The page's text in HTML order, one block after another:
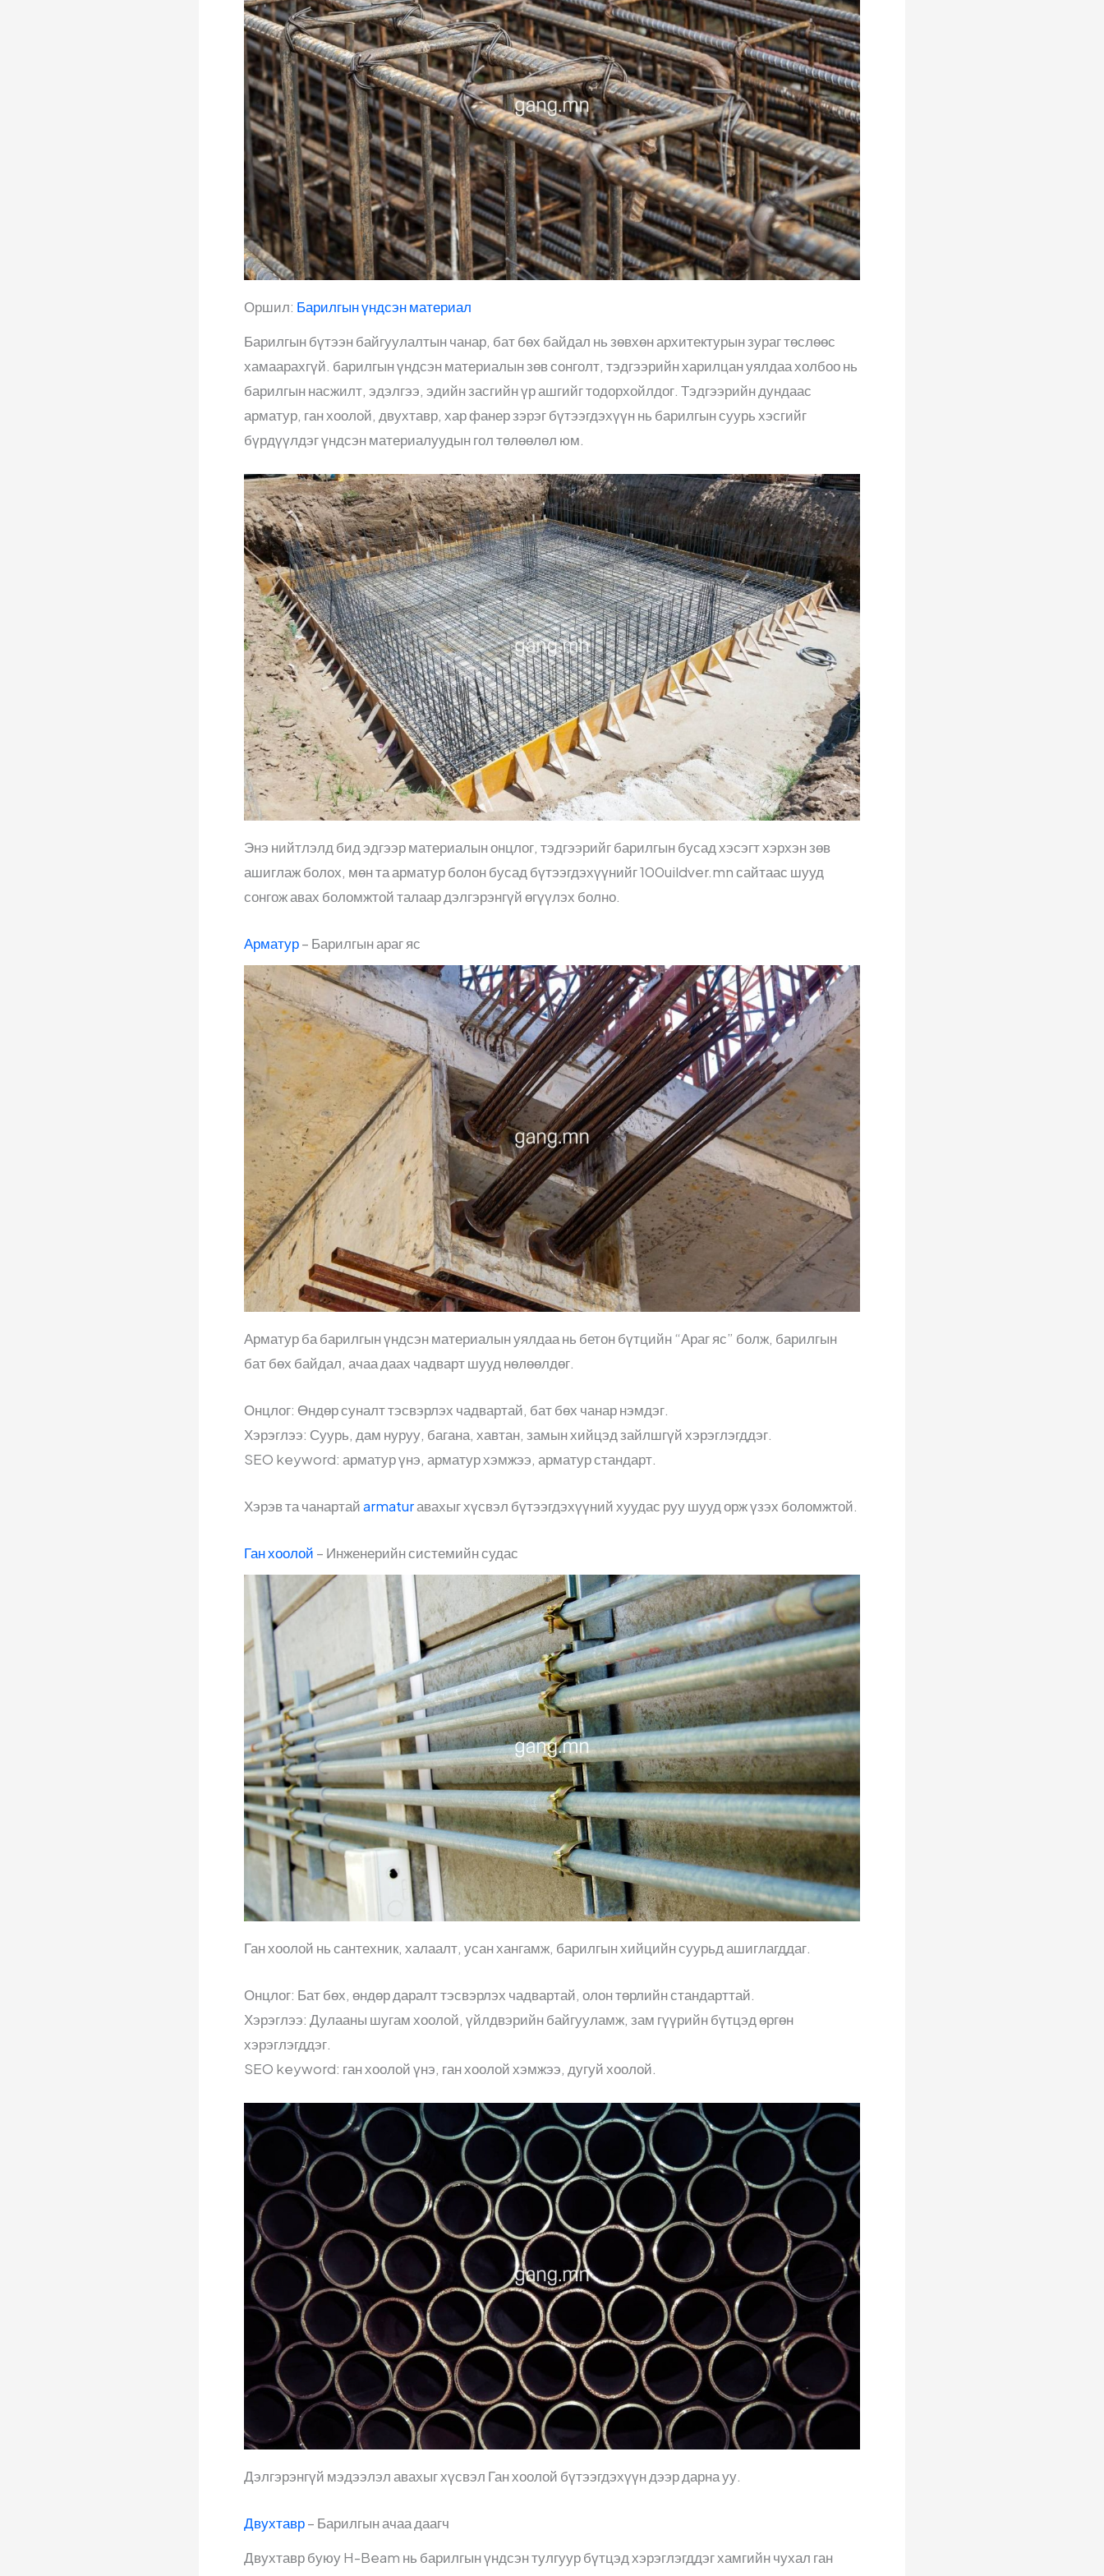
Оршил: Барилгын үндсэн материал
Барилгын бүтээн байгуулалтын чанар, бат бөх байдал нь зөвхөн архитектурын зураг төслөөс
хамаарахгүй. барилгын үндсэн материалын зөв сонголт, тэдгээрийн харилцан уялдаа холбоо нь
барилгын насжилт, эдэлгээ, эдийн засгийн үр ашгийг тодорхойлдог. Тэдгээрийн дундаас
арматур, ган хоолой, двухтавр, хар фанер зэрэг бүтээгдэхүүн нь барилгын суурь хэсгийг
бүрдүүлдэг үндсэн материалуудын гол төлөөлөл юм.
Энэ нийтлэлд бид эдгээр материалын онцлог, тэдгээрийг барилгын бусад хэсэгт хэрхэн зөв
ашиглаж болох, мөн та арматур болон бусад бүтээгдэхүүнийг 100uildver.mn сайтаас шууд
сонгож авах боломжтой талаар дэлгэрэнгүй өгүүлэх болно.
Арматур– Барилгын араг яс
Арматур ба барилгын үндсэн материалын уялдаа нь бетон бүтцийн “Араг яс” болж, барилгын
бат бөх байдал, ачаа даах чадварт шууд нөлөөлдөг.
Онцлог: Өндөр суналт тэсвэрлэх чадвартай, бат бөх чанар нэмдэг.
Хэрэглээ: Суурь, дам нуруу, багана, хавтан, замын хийцэд зайлшгүй хэрэглэгддэг.
SEO keyword: арматур үнэ, арматур хэмжээ, арматур стандарт.
Хэрэв та чанартайarmaturавахыг хүсвэл бүтээгдэхүүний хуудас руу шууд орж үзэх боломжтой.
Ган хоолой – Инженерийн системийн судас
Ган хоолой нь сантехник, халаалт, усан хангамж, барилгын хийцийн суурьд ашиглагддаг.
Онцлог: Бат бөх, өндөр даралт тэсвэрлэх чадвартай, олон төрлийн стандарттай.
Хэрэглээ: Дулааны шугам хоолой, үйлдвэрийн байгууламж, зам гүүрийн бүтцэд өргөн
хэрэглэгддэг.
SEO keyword: ган хоолой үнэ, ган хоолой хэмжээ, дугуй хоолой.
Дэлгэрэнгүй мэдээлэл авахыг хүсвэл Ган хоолой бүтээгдэхүүн дээр дарна уу.
Двухтавр– Барилгын ачаа даагч
Двухтавр буюу H-Beam нь барилгын үндсэн тулгуур бүтцэд хэрэглэгддэг хамгийн чухал ган